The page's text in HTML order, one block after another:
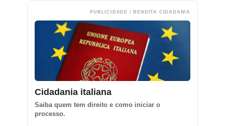
PUBLICIDADE / BENDITA CIDADANIA
Cidadania italiana
Saiba quem tem direito e como iniciar o
processo.